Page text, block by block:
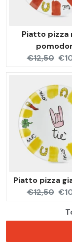
Piatto pizza
Original
price:
€12,50
Piatto pizza
Original
price:
€12,50